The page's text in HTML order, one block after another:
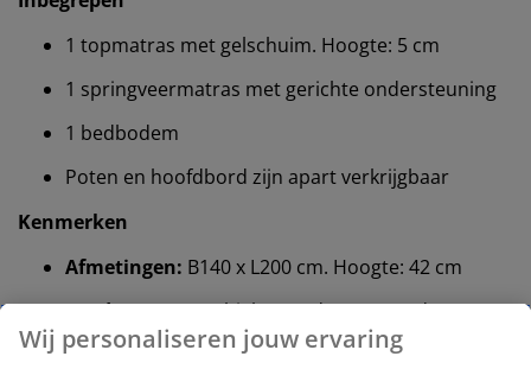
1 topmatras met gelschuim. Hoogte: 5 cm
1 springveermatras met gerichte ondersteuning
1 bedbodem
Poten en hoofdbord zijn apart verkrijgbaar
Kenmerken
Afmetingen: B140 x L200 cm. Hoogte: 42 cm
Hard matras:Stabiel en ondersteunend
Kleur:Grijs-23
Wij personaliseren jouw ervaring